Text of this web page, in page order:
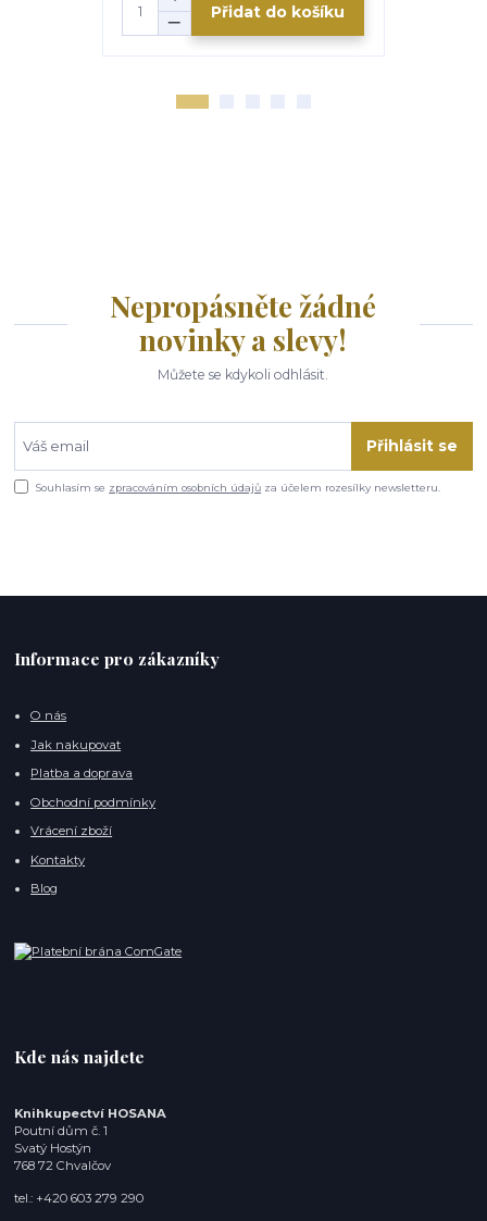
Přidat do košíku
Nepropásněte žádné
novinky a slevy!
Můžete se kdykoli odhlásit.
Přihlásit se
Souhlasím se zpracováním osobních údajů za účelem rozesílky newsletteru.
Informace pro zákazníky
O nás
Jak nakupovat
Platba a doprava
Obchodní podmínky
Vrácení zboží
Kontakty
Blog
Kde nás najdete
Knihkupectví HOSANA
Poutní dům č. 1
Svatý Hostýn
768 72 Chvalčov
tel.: +420 603 279 290